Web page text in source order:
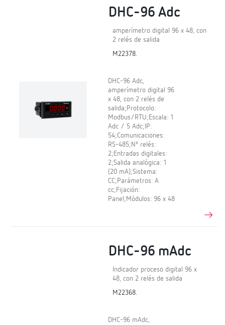
DHC-96 Adc
amperímetro digital 96 x 48, con
2 relés de salida
M22378.
DHC-96 Adc,
amperímetro digital 96
x 48, con 2 relés de
salida;Protocolo:
Modbus/RTU;Escala: 1
Adc / 5 Adc;IP:
54;Comunicaciones:
RS-485;Nº relés:
2;Entradas digitales:
2;Salida analógica: 1
(20 mA);Sistema:
CC;Parámetros: A
cc;Fijación:
Panel;Módulos: 96 x 48
DHC-96 mAdc
Indicador proceso digital 96 x
48, con 2 relés de salida
M22368.
DHC-96 mAdc,